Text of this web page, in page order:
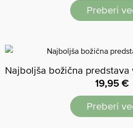
Preberi
Najboljša božična predstava
19,95 €
Preberi